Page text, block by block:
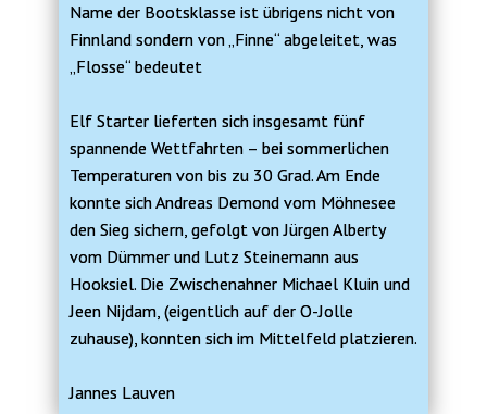
Name der Bootsklasse ist übrigens nicht von
Finnland sondern von „Finne“ abgeleitet, was
„Flosse“ bedeutet
Elf Starter lieferten sich insgesamt fünf
spannende Wettfahrten – bei sommerlichen
Temperaturen von bis zu 30 Grad. Am Ende
konnte sich Andreas Demond vom Möhnesee
den Sieg sichern, gefolgt von Jürgen Alberty
vom Dümmer und Lutz Steinemann aus
Hooksiel. Die Zwischenahner Michael Kluin und
Jeen Nijdam, (eigentlich auf der O-Jolle
zuhause), konnten sich im Mittelfeld platzieren.
Jannes Lauven